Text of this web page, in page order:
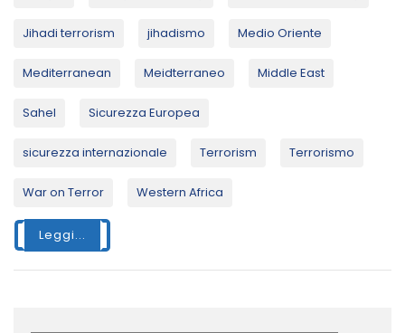
Jihadi terrorism jihadismo Medio Oriente
Mediterranean Meidterraneo Middle East
Sahel Sicurezza Europea
sicurezza internazionale Terrorism Terrorismo
War on Terror Western Africa
Leggi...